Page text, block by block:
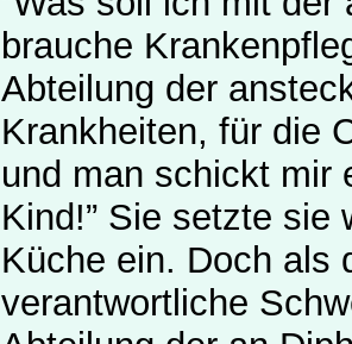
brauche
Abteilung der
Krankheiten, für die
und man schickt mir
Kind!” Sie setzte sie
Küche ein. Doch als
verantwortliche